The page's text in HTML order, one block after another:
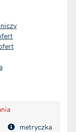
metryczka